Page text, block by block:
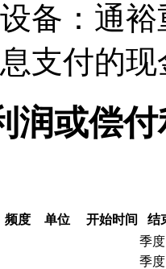
备：通
支付的现
润或偿
频度 单位 开始时间
结
季度
季度